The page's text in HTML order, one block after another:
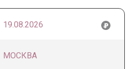
19.08.2026
МОСКВА